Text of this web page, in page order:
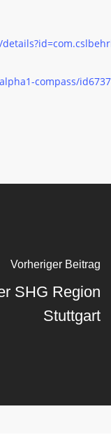
compass/
Vorheriger Beitrag
SHG Region
Stuttgart